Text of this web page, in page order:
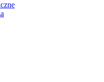
w nowej karcie